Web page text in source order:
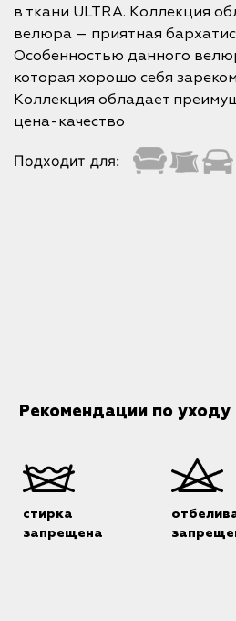
в ткани ULTRA. Коллекция
велюра – приятная
Особенностью данного
которая хорошо себя
Коллекция обладает
цена-качество
Подходит для:
Рекомендации по уходу
стирка
запрещена